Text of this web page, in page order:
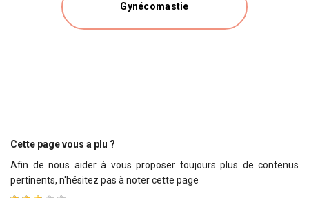
Gynécomastie
Cette page vous a plu ?
Afin de nous aider à vous proposer toujours plus de contenus
pertinents, n'hésitez pas à noter cette page